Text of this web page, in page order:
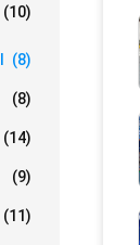
(10)
(8)
(8)
(14)
(9)
(11)